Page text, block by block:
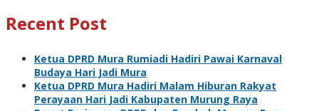
Recent Post
Ketua DPRD Mura Rumiadi Hadiri Pawai Karnaval
Budaya Hari Jadi Mura
Ketua DPRD Mura Hadiri Malam Hiburan Rakyat
Perayaan Hari Jadi Kabupaten Murung Raya